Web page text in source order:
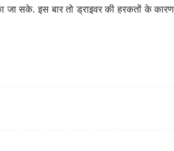
जा सके. इस बार तो ड्राइवर की हरकतों के